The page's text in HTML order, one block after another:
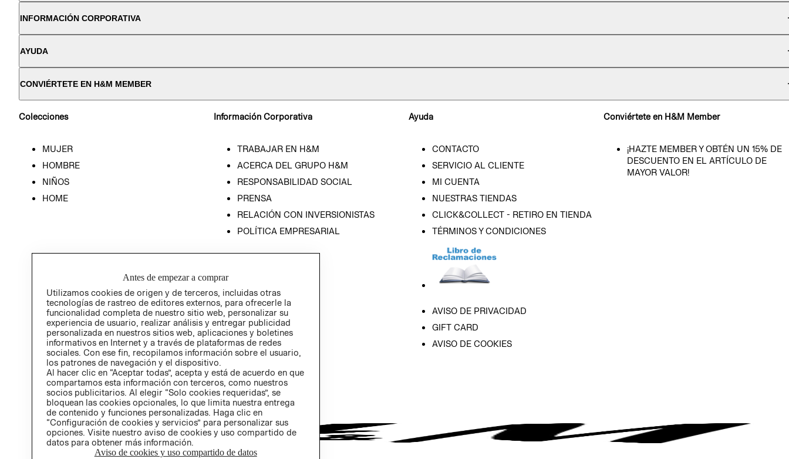
INFORMACIÓN CORPORATIVA
AYUDA
CONVIÉRTETE EN H&M MEMBER
Colecciones
MUJER
HOMBRE
NIÑOS
HOME
Información Corporativa
TRABAJAR EN H&M
ACERCA DEL GRUPO H&M
RESPONSABILIDAD SOCIAL
PRENSA
RELACIÓN CON INVERSIONISTAS
POLÍTICA EMPRESARIAL
Ayuda
CONTACTO
SERVICIO AL CLIENTE
MI CUENTA
NUESTRAS TIENDAS
CLICK&COLLECT - RETIRO EN TIENDA
TÉRMINOS Y CONDICIONES
AVISO DE PRIVACIDAD
GIFT CARD
AVISO DE COOKIES
Conviértete en H&M Member
¡HAZTE MEMBER Y OBTÉN UN 15% DE
DESCUENTO EN EL ARTÍCULO DE
MAYOR VALOR!
Antes de empezar a comprar
Utilizamos cookies de origen y de terceros, incluidas otras
tecnologías de rastreo de editores externos, para ofrecerle la
funcionalidad completa de nuestro sitio web, personalizar su
experiencia de usuario, realizar análisis y entregar publicidad
personalizada en nuestros sitios web, aplicaciones y boletines
informativos en Internet y a través de plataformas de redes
sociales. Con ese fin, recopilamos información sobre el usuario,
los patrones de navegación y el dispositivo.
Al hacer clic en “Aceptar todas”, acepta y está de acuerdo en que
compartamos esta información con terceros, como nuestros
socios publicitarios. Al elegir “Solo cookies requeridas”, se
bloquean las cookies opcionales, lo que limita nuestra entrega
de contenido y funciones personalizadas. Haga clic en
“Configuración de cookies y servicios” para personalizar sus
opciones. Visite nuestro aviso de cookies y uso compartido de
datos para obtener más información.
Aviso de cookies y uso compartido de datos